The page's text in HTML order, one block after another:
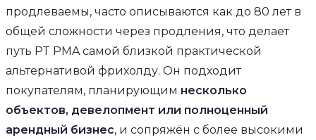
продлеваемы, часто описываются как до 80 лет в
общей сложности через продления, что делает
путь PT PMA самой близкой практической
альтернативой фрихолду. Он подходит
покупателям, планирующим несколько
объектов, девелопмент или полноценный
арендный бизнес, и сопряжён с более высокими